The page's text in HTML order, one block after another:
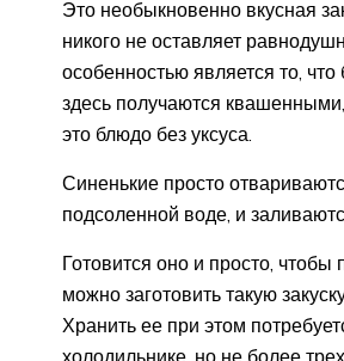
Это необыкновенно вкусная
никого не оставляет
особенностью является то,
здесь получаются квашенными,
это блюдо без уксуса.
Синенькие просто
подсоленной воде, и
Готовится оно и просто, чтобы
можно заготовить такую
Хранить ее при этом
холодильнике, но не более